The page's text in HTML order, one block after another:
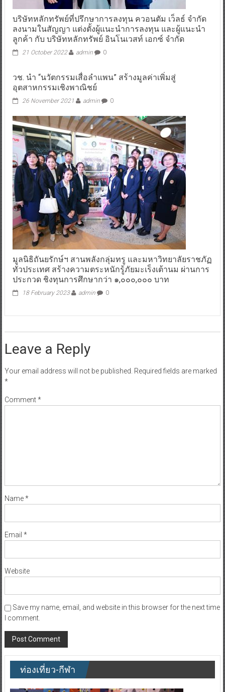
บริษัทหลักทรัพย์ที่ปรึกษาการลงทุน ควอนตัม เว็ลธ์ จำกัด
ลงนามในสัญญา แต่งตั้งผู้แนะนำการลงทุน และผู้แนะนำ
ลูกค้า กับ บริษัทหลักทรัพย์ อินโนเวสท์ เอกซ์ จำกัด
21 October 2022 admin 0
วช. นำ “นวัตกรรมเสื่อลำแพน” สร้างมูลค่าเพิ่มสู่
อุตสาหกรรมเชิงพาณิชย์
26 November 2021 admin 0
มูลนิธิถันยรักษ์ฯ สานพลังกลุ่มทรู และมหาวิทยาลัยราชภัฏ
ทั่วประเทศ สร้างความตระหนักรู้ภัยมะเร็งเต้านม ผ่านการ
ประกวด ชิงทุนการศึกษากว่า ๑,๐๐๐,๐๐๐ บาท
18 February 2023 admin 0
Leave a Reply
Your email address will not be published. Required fields are marked
*
Comment*
Name*
Email *
Website
Save my name, email, and website in this browser for the next time
I comment.
ท่องเที่ยว-กีฬา